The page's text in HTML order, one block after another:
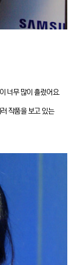
너무 많이 흘렀어요.
작품을 보고 있는